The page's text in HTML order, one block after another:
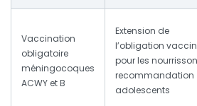
Vaccination
obligatoire
méningocoques
ACWY et B
Extension de
l’obligation
pour les
recommandation
adolescents